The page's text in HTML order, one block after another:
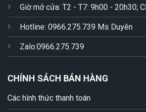
Giờ mở cửa: T2 - T7: 9h00 - 20h30;
Hotline: 0966.275.739 Ms Duyên
Zalo:0966.275.739
CHÍNH SÁCH BÁN HÀNG
Các hình thức thanh toán